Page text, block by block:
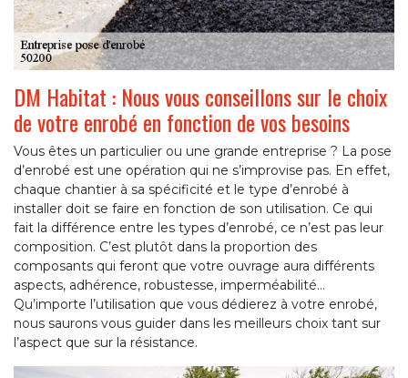
DM Habitat : Nous vous conseillons sur le choix
de votre enrobé en fonction de vos besoins
Vous êtes un particulier ou une grande entreprise ? La pose
d’enrobé est une opération qui ne s’improvise pas. En effet,
chaque chantier à sa spécificité et le type d’enrobé à
installer doit se faire en fonction de son utilisation. Ce qui
fait la différence entre les types d’enrobé, ce n’est pas leur
composition. C’est plutôt dans la proportion des
composants qui feront que votre ouvrage aura différents
aspects, adhérence, robustesse, imperméabilité…
Qu’importe l’utilisation que vous dédierez à votre enrobé,
nous saurons vous guider dans les meilleurs choix tant sur
l’aspect que sur la résistance.